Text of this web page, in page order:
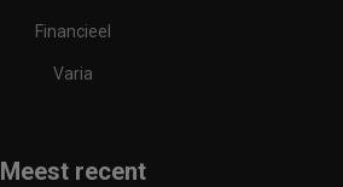
Financieel
Varia
Meest recent